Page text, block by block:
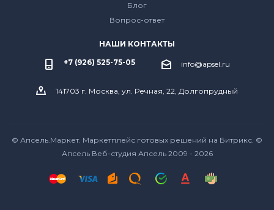
Блог
Вопрос-ответ
НАШИ КОНТАКТЫ
+7 (926) 525-75-05
info@apsel.ru
141703 г. Москва, ул. Речная, 22, Долгопрудный
© Апсель.Маркет. Маркетплейс готовых решений на Битрикс . ©
Апсель Веб-студия Апсель2009 - 2026